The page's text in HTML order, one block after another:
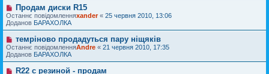
н
н
я
м
л
е
н
я
п
о
в
і
д
о
м
л
е
н
Н
о
в
е
в
і
д
Продам диски R15
Останнє повідомленняxander« 25 червня 2010, 13:06
Доданов БАРАХОЛКА
Н
о
в
е
п
темріново продадуться пару ніщяків
Останнє повідомленняAndre « 21 червня 2010, 17:35
Доданов БАРАХОЛКА
Н
R22 с резиной - продам